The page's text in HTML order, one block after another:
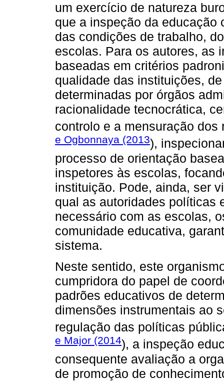
um exercício de natureza
que a inspeção da
das condições de trabalho,
escolas. Para os autores, as
baseadas em critérios
qualidade das instituições,
determinadas por órgãos
racionalidade tecnocrática,
controlo e a mensuração
e Ogbonnaya (2013),
processo de orientação
inspetores às escolas,
instituição. Pode, ainda, ser
qual as autoridades políticas
necessário com as escolas,
comunidade educativa,
sistema.
Neste sentido, este
cumpridora do papel de
padrões educativos de
dimensões instrumentais ao
regulação das políticas
e Major (2014), a inspeção
consequente avaliação a
de promoção de